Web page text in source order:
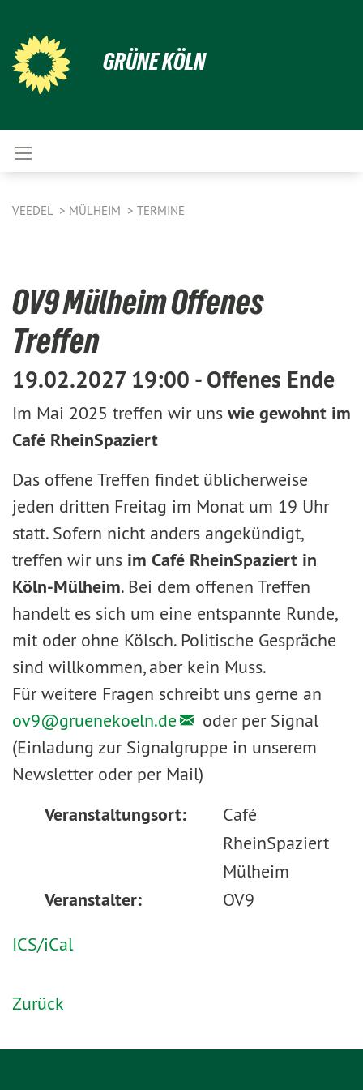
GRÜNE KÖLN
VEEDEL MÜLHEIM TERMINE
OV9 Mülheim Offenes
Treffen
19.02.2027 19:00 - Offenes Ende
Im Mai 2025 treffen wir uns wie gewohnt im
Café RheinSpaziert
Das offene Treffen findet üblicherweise
jeden dritten Freitag im Monat um 19 Uhr
statt. Sofern nicht anders angekündigt,
treffen wir uns im Café RheinSpaziert in
Köln-Mülheim. Bei dem offenen Treffen
handelt es sich um eine entspannte Runde,
mit oder ohne Kölsch. Politische Gespräche
sind willkommen, aber kein Muss.
Für weitere Fragen schreibt uns gerne an
ov9@gruenekoeln.de
oder per Signal
(Einladung zur Signalgruppe in unserem
Newsletter oder per Mail)
Veranstaltungsort:
Café
RheinSpaziert
Mülheim
Veranstalter:
OV9
ICS/iCal
Zurück